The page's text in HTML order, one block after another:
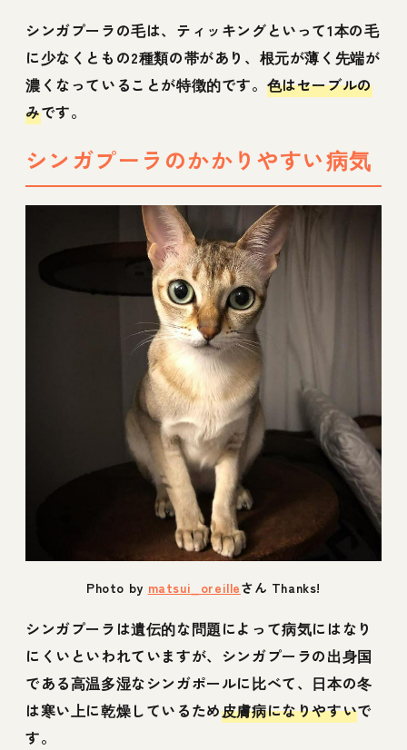
シンガプーラの毛は、ティッキングといって1本の毛
に少なくともの2種類の帯があり、根元が薄く先端が
濃くなっていることが特徴的です。 色はセーブルの
みです。
シンガプーラのかかりやすい病気
Photo by matsui_oreilleさん Thanks!
シンガプーラは遺伝的な問題によって病気にはなり
にくいといわれていますが、シンガプーラの出身国
である高温多湿なシンガポールに比べて、日本の冬
は寒い上に乾燥しているため皮膚病になりやすいで
す。